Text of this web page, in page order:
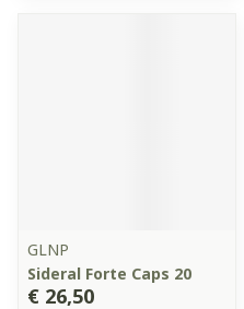
GLNP
Sideral Forte Caps 20
€ 26,50